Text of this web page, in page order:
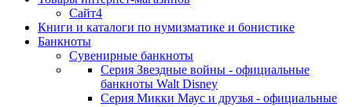
Сайт4
Книги и каталоги по нумизматике и бонистике
Банкноты
Сувенирные банкноты
Серия Звездные войны - официальные
банкноты Walt Disney
Серия Микки Маус и друзья - официальные